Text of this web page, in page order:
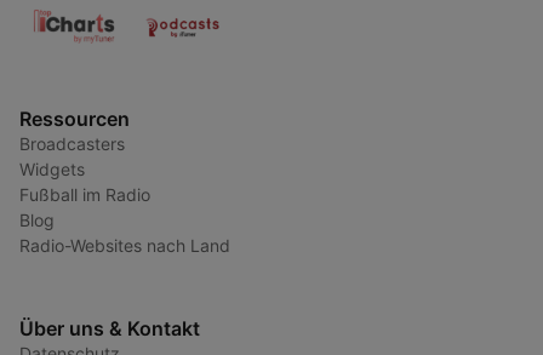
Ressourcen
Broadcasters
Widgets
Fußball im Radio
Blog
Radio-Websites nach Land
Über uns & Kontakt